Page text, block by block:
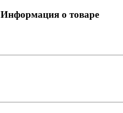
Информация о товаре